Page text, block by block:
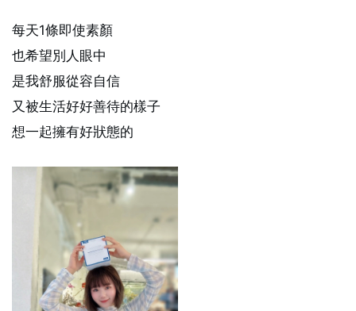
每天1條即使素顏
也希望別人眼中
是我舒服從容自信
又被生活好好善待的樣子
想一起擁有好狀態的